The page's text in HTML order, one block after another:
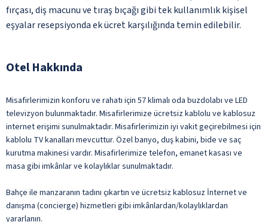
fırçası, diş macunu ve tıraş bıçağı gibi tek kullanımlık kişisel
eşyalar resepsiyonda ek ücret karşılığında temin edilebilir.
Otel Hakkında
Misafirlerimizin konforu ve rahatı için 57 klimalı oda buzdolabı ve LED
televizyon bulunmaktadır. Misafirlerimize ücretsiz kablolu ve kablosuz
internet erişimi sunulmaktadır. Misafirlerimizin iyi vakit geçirebilmesi için
kablolu TV kanalları mevcuttur. Özel banyo, duş kabini, bide ve saç
kurutma makinesi vardır. Misafirlerimize telefon, emanet kasası ve
masa gibi imkânlar ve kolaylıklar sunulmaktadır.
Bahçe ile manzaranın tadını çıkartın ve ücretsiz kablosuz İnternet ve
danışma (concierge) hizmetleri gibi imkânlardan/kolaylıklardan
yararlanın.